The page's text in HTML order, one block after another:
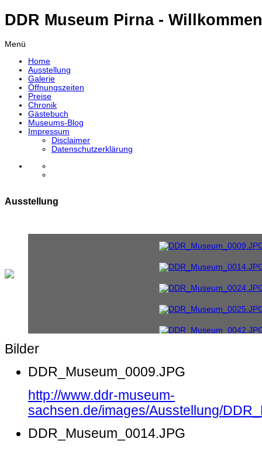
DDR Museum Pirna -
Menü
Home
Ausstellung
Galerie
Öffnungszeiten
Preise
Chronik
Gästebuch
Museums-Blog
Impressum
Disclaimer
Datenschutzerklärung
Ausstellung
Bilder
DDR_Museum_0009.JPG
http://www.ddr-museum-
sachsen.de/images/Ausstellung/
DDR_Museum_0014.JPG